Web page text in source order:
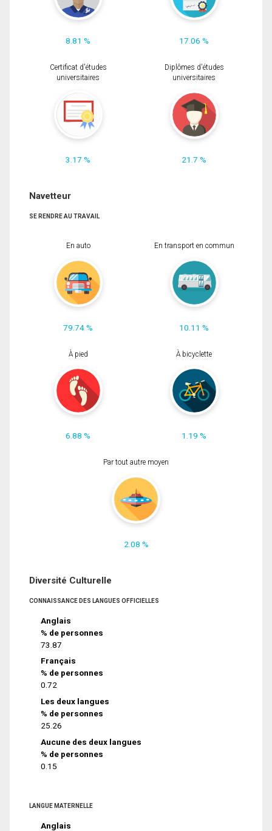
8.81 % 17.06 %
Certificat d'études
universitaires
3.17 %
Diplômes d'études
universitaires
21.7 %
Navetteur
SE RENDRE AU TRAVAIL
En auto
79.74 %
En transport en commun
10.11 %
À pied
6.88 %
À bicyclette
1.19 %
Par tout autre moyen
2.08 %
Diversité Culturelle
CONNAISSANCE DES LANGUES OFFICIELLES
Anglais
% de personnes
73.87
Français
% de personnes
0.72
Les deux langues
% de personnes
25.26
Aucune des deux langues
% de personnes
0.15
LANGUE MATERNELLE
Anglais